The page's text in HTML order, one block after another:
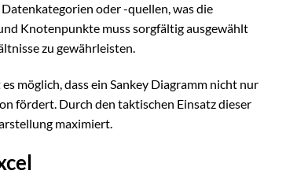
oder -quellen, was die
Knotenpunkte muss sorgfältig ausgewählt
zu gewährleisten.
möglich, dass ein Sankey Diagramm nicht nur
fördert. Durch den taktischen Einsatz dieser
maximiert.